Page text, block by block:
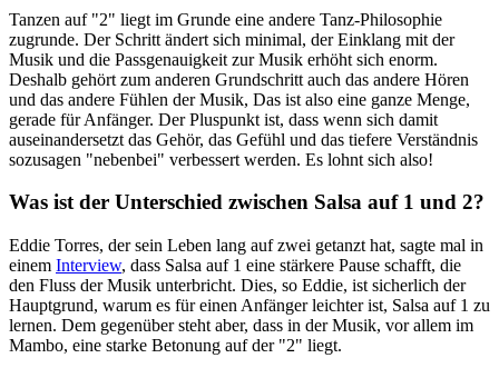
Tanzen auf "2" liegt im Grunde eine andere Tanz-Philosophie
zugrunde. Der Schritt ändert sich minimal, der Einklang mit der
Musik und die Passgenauigkeit zur Musik erhöht sich enorm.
Deshalb gehört zum anderen Grundschritt auch das andere Hören
und das andere Fühlen der Musik, Das ist also eine ganze Menge,
gerade für Anfänger. Der Pluspunkt ist, dass wenn sich damit
auseinandersetzt das Gehör, das Gefühl und das tiefere Verständnis
sozusagen "nebenbei" verbessert werden. Es lohnt sich also!
Was ist der Unterschied zwischen Salsa auf 1 und 2?
Eddie Torres, der sein Leben lang auf zwei getanzt hat, sagte mal in
einem Interview, dass Salsa auf 1 eine stärkere Pause schafft, die
den Fluss der Musik unterbricht. Dies, so Eddie, ist sicherlich der
Hauptgrund, warum es für einen Anfänger leichter ist, Salsa auf 1 zu
lernen. Dem gegenüber steht aber, dass in der Musik, vor allem im
Mambo, eine starke Betonung auf der "2" liegt.